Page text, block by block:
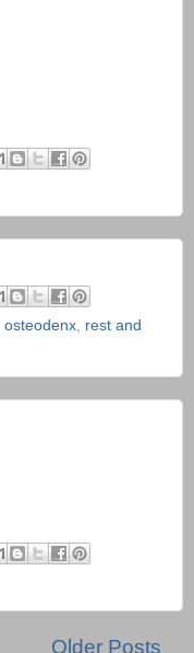
osteodenx, rest and
Older Posts